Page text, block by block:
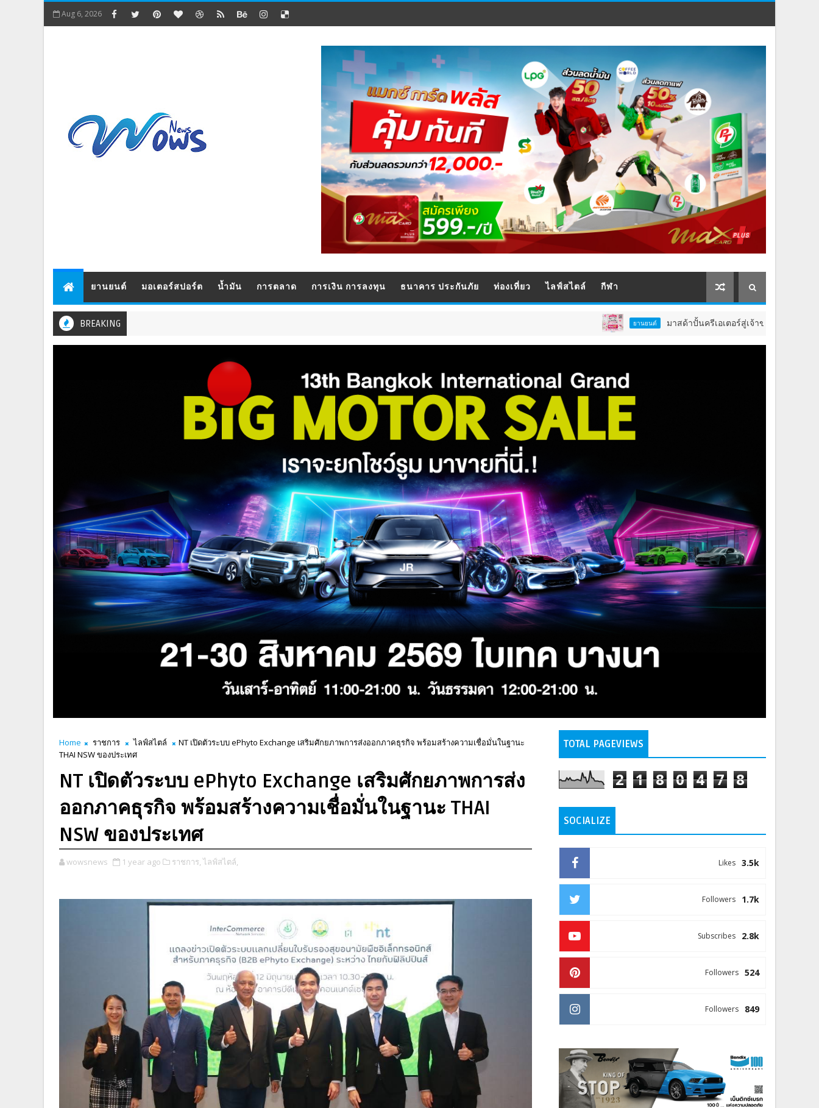
Aug 6, 2026
ยานยนต์ มอเตอร์สปอร์ต น้ำมัน การตลาด การเงิน การลงทุน ธนาคาร ประกันภัย ท่องเที่ยว ไลฟ์สไตล์ กีฬา
BREAKING มาสด้าปั้นครีเอเตอร์สู่เจ้าของธุรกิจจับมือจุฬาลงกรณ์มหา
Home ราชการ ไลฟ์สไตล์
NT เปิดตัวระบบ ePhyto Exchange เสริมศักยภาพการส่งออกภาคธุรกิจ พร้อมสร้างความเชื่อมั่นในฐานะ
THAI NSW ของประเทศ
NT เปิดตัวระบบ ePhyto Exchange เสริมศักยภาพการส่ง
ออกภาคธุรกิจ พร้อมสร้างความเชื่อมั่นในฐานะ THAI
NSW ของประเทศ
wowsnews 1 year ago ราชการ, ไลฟ์สไตล์,
TOTAL PAGEVIEWS
2 1 8 0 4 7 8
SOCIALIZE
3.5k
Likes
1.7k
Followers
2.8k
Subscribes
524
Followers
849
Followers